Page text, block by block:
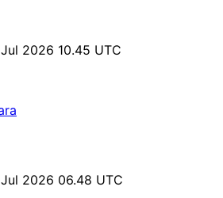
2026 10.45 UTC
2026 06.48 UTC